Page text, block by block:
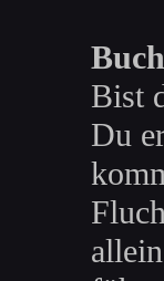
Bist
Du